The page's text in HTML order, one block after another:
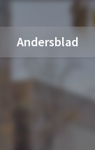
Andersblad